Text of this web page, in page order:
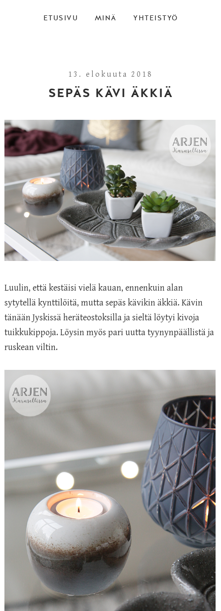
ETUSIVU MINÄ YHTEISTYÖ
13. elokuuta 2018
SEPÄS KÄVI ÄKKIÄ
Luulin, että kestäisi vielä kauan, ennenkuin alan
sytytellä kynttilöitä, mutta sepäs kävikin äkkiä. Kävin
tänään Jyskissä heräteostoksilla ja sieltä löytyi kivoja
tuikkukippoja. Löysin myös pari uutta tyynynpäällistä ja
ruskean viltin.